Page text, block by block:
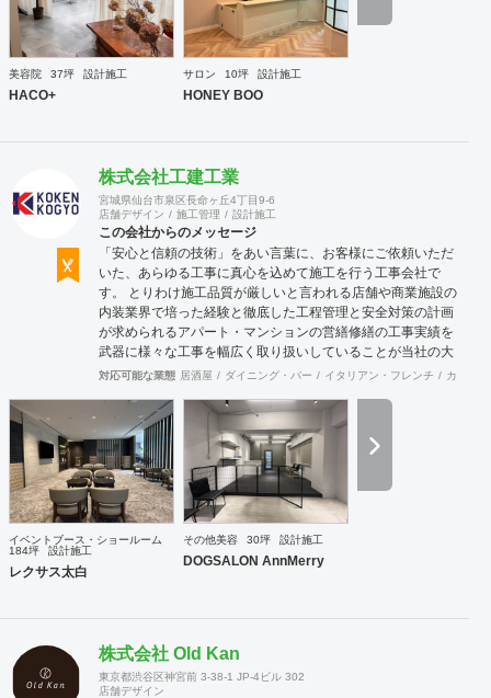
縁な特定防火設備（鉄扉）などにも高いデザイン性を施すこ
とも可能です。 GRIDFRAME とりかえのきかない空間
https://gridframe.co.jp/ Synes(シネス) 霧のようなやわらか
な空間 http://synes.jp/ SOTOCHIKU 時間の蓄積を取り
込む空間 https://sotochiku.com/
美容院 37坪 設計施工
HACO+
サロン 10坪 設計施工
HONEY BOO
株式会社工建工業
宮城県仙台市泉区長命ヶ丘4丁目9-6
店舗デザイン
施工管理 設計施工
この会社からのメッセージ
「安心と信頼の技術」をあい言葉に、お客様にご依頼いただ
いた、あらゆる工事に真心を込めて施工を行う工事会社で
す。 とりわけ施工品質が厳しいと言われる店舗や商業施設の
内装業界で培った経験と徹底した工程管理と安全対策の計画
が求められるアパート・マンションの営繕修繕の工事実績を
武器に様々な工事を幅広く取り扱いしていることが当社の大
きな特徴です。
対応可能な業態 居酒屋 ダイニング・バー イタリアン・フレンチ カフェ
イベントブース・ショールーム
184坪
設計施工
レクサス太白
その他美容 30坪 設計施工
DOGSALON AnnMerry
株式会社 Old Kan
東京都渋谷区神宮前 3-38-1 JP-4ビル 302
店舗デザイン